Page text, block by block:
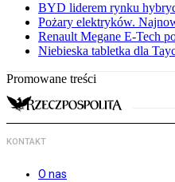
BYD liderem rynku
Pożary elektryków.
Renault Megane E-Tech
Niebieska tabletka dla
Promowane treści
KONTAKT
O nas